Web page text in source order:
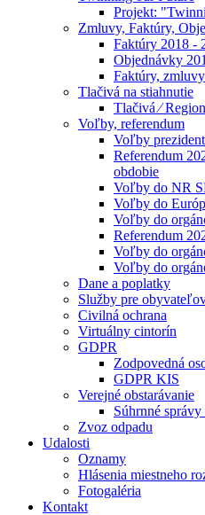
Projekt:
Zmluvy, Faktúry,
Faktúry 2018 -
Objednávky
Faktúry,
Tlačivá na stiahnutie
Tlačivá ⁄
Voľby, referendum
Voľby
Referendum
obdobie
Voľby do NR
Voľby do
Voľby do
Referendum
Voľby do
Voľby do
Dane a poplatky
Služby pre
Civilná ochrana
Virtuálny cintorín
GDPR
Zodpovedná
GDPR KIS
Verejné obstarávanie
Súhrnné
Zvoz odpadu
Udalosti
Oznamy
Hlásenia miestneho
Fotogaléria
Kontakt